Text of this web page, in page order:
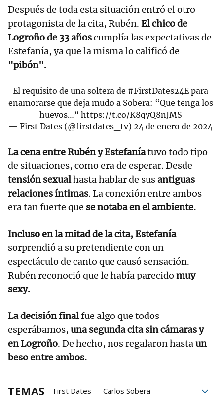
Después de toda esta situación entró el otro
protagonista de la cita, Rubén. El chico de
Logroño de 33 añoscumplía las expectativas de
Estefanía, ya que la misma lo calificó de
"pibón".
El requisito de una soltera de #FirstDates24E para
enamorarse que deja mudo a Sobera: “Que tenga los
huevos…” https://t.co/K8qyQ8nJMS
— First Dates (@firstdates_tv) 24 de enero de 2024
La cena entre Rubén y Estefaníatuvo todo tipo
de situaciones, como era de esperar. Desde
tensión sexualhasta hablar de susantiguas
relaciones íntimas. La conexión entre ambos
era tan fuerte que se notaba en el ambiente.
Incluso en la mitad de la cita, Estefanía
sorprendió a su pretendiente con un
espectáculo de canto que causó sensación.
Rubén reconoció que le había parecido muy
sexy.
La decisión finalfue algo que todos
esperábamos, una segunda cita sin cámaras y
en Logroño. De hecho, nos regalaron hastaun
beso entre ambos.
TEMAS First Dates Carlos Sobera